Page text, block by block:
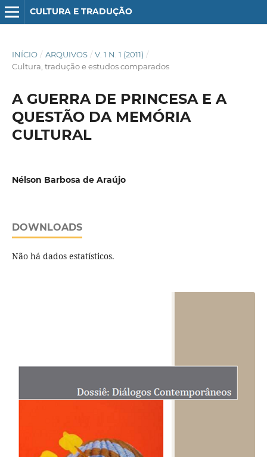
CULTURA E TRADUÇÃO
INÍCIO / ARQUIVOS / V. 1 N. 1 (2011) /
Cultura, tradução e estudos comparados
A GUERRA DE PRINCESA E A
QUESTÃO DA MEMÓRIA
CULTURAL
Nélson Barbosa de Araújo
DOWNLOADS
Não há dados estatísticos.